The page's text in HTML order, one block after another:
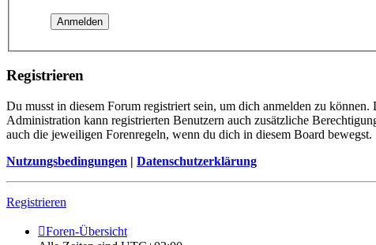
Registrieren
Du musst in diesem Forum registriert sein, um dich anmelden zu
Administration kann registrierten Benutzern auch zusätzliche
auch die jeweiligen Forenregeln, wenn du dich in diesem Board bewegst.
Nutzungsbedingungen | Datenschutzerklärung
Registrieren
Foren-Übersicht